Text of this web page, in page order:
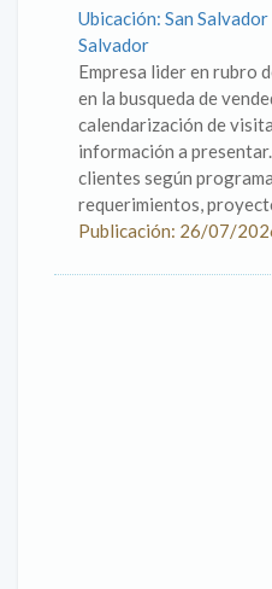
Ubicación: San
Salvador
Empresa lider en rubro
en la busqueda de
calendarización de
información a
clientes según
requerimientos,
Publicación: 26/07/